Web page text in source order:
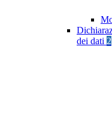
dei dati 2